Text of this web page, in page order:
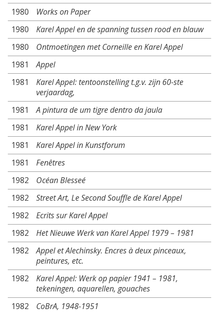
1980
Works on Paper
1980
Karel Appel en de spanning tussen rood en blauw
1980
Ontmoetingen met Corneille en Karel Appel
1981
Appel
1981
Karel Appel: tentoonstelling t.g.v. zijn 60-ste
verjaardag,
1981
A pintura de um tigre dentro da jaula
1981
Karel Appel in New York
1981
Karel Appel in Kunstforum
1981
Fenêtres
1982
Océan Blesseé
1982
Street Art, Le Second Souffle de Karel Appel
1982
Ecrits sur Karel Appel
1982
Het Nieuwe Werk van Karel Appel 1979 – 1981
1982
Appel et Alechinsky. Encres à deux pinceaux,
peintures, etc.
1982
Karel Appel: Werk op papier 1941 – 1981,
tekeningen, aquarellen, gouaches
1982
CoBrA, 1948-1951